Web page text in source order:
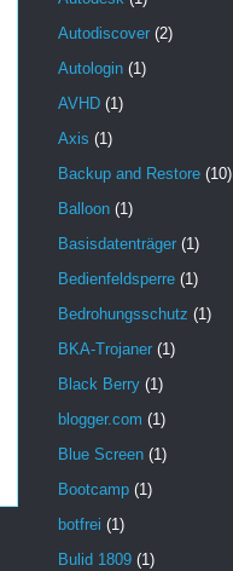
Autodiscover (2)
Autologin (1)
AVHD (1)
Axis (1)
Backup and Restore (10)
Balloon (1)
Basisdatenträger (1)
Bedienfeldsperre (1)
Bedrohungsschutz (1)
BKA-Trojaner (1)
Black Berry (1)
blogger.com (1)
Blue Screen (1)
Bootcamp (1)
botfrei (1)
Bulid 1809 (1)